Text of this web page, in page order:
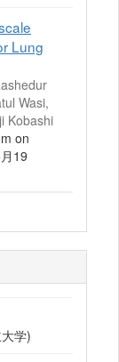
Lung
Wasi,
Kobashi
on
19
学)